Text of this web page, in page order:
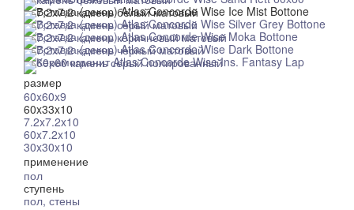
размер
60x60x9
60x33x10
7.2x7.2x10
60x7.2x10
30x30x10
применение
пол
ступень
пол, стены